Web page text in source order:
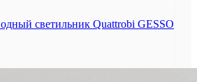
светильник Quattrobi GESSO